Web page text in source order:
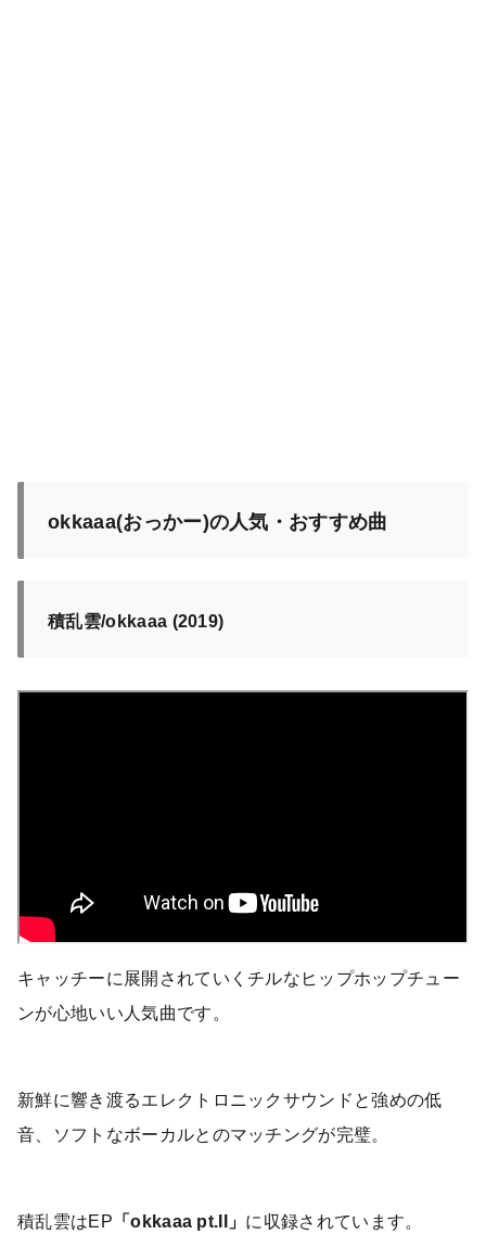
okkaaa(おっかー)の人気・おすすめ曲
積乱雲/okkaaa (2019)
キャッチーに展開されていくチルなヒップホップチュー
ンが心地いい人気曲です。
新鮮に響き渡るエレクトロニックサウンドと強めの低
音、ソフトなボーカルとのマッチングが完璧。
積乱雲はEP 「okkaaa pt.II」 に収録されています。